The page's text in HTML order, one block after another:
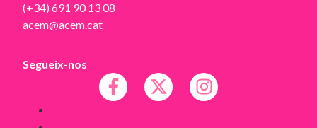
(+34) 691 90 13 08
acem@acem.cat
Segueix-nos